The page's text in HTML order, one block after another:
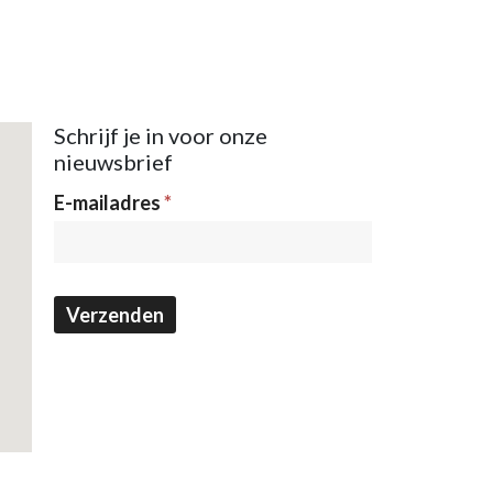
Schrijf je in voor onze
nieuwsbrief
Nieuwsbrief
E-mailadres*
Verzenden